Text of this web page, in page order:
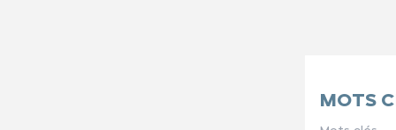
MOTS